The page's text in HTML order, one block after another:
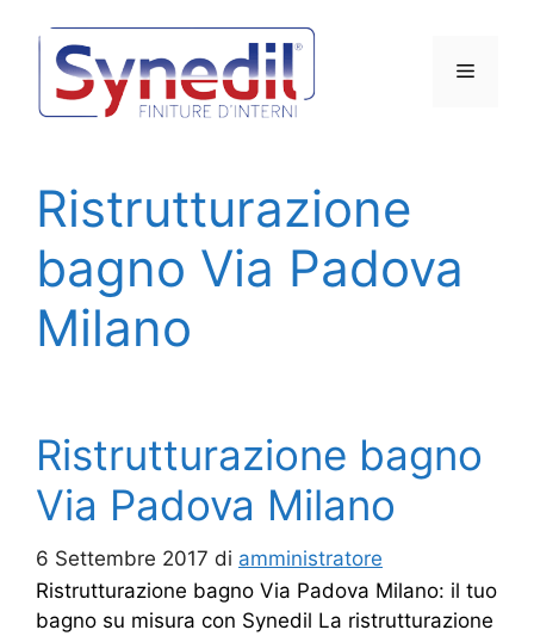
contenuto
Menu
Ristrutturazione
bagno Via Padova
Milano
Ristrutturazione bagno
Via Padova Milano
6 Settembre 2017 di amministratore
Ristrutturazione bagno Via Padova Milano: il tuo
bagno su misura con Synedil La ristrutturazione